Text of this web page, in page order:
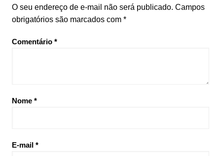
O seu endereço de e-mail não será publicado. Campos
obrigatórios são marcados com *
Comentário *
Nome *
E-mail *